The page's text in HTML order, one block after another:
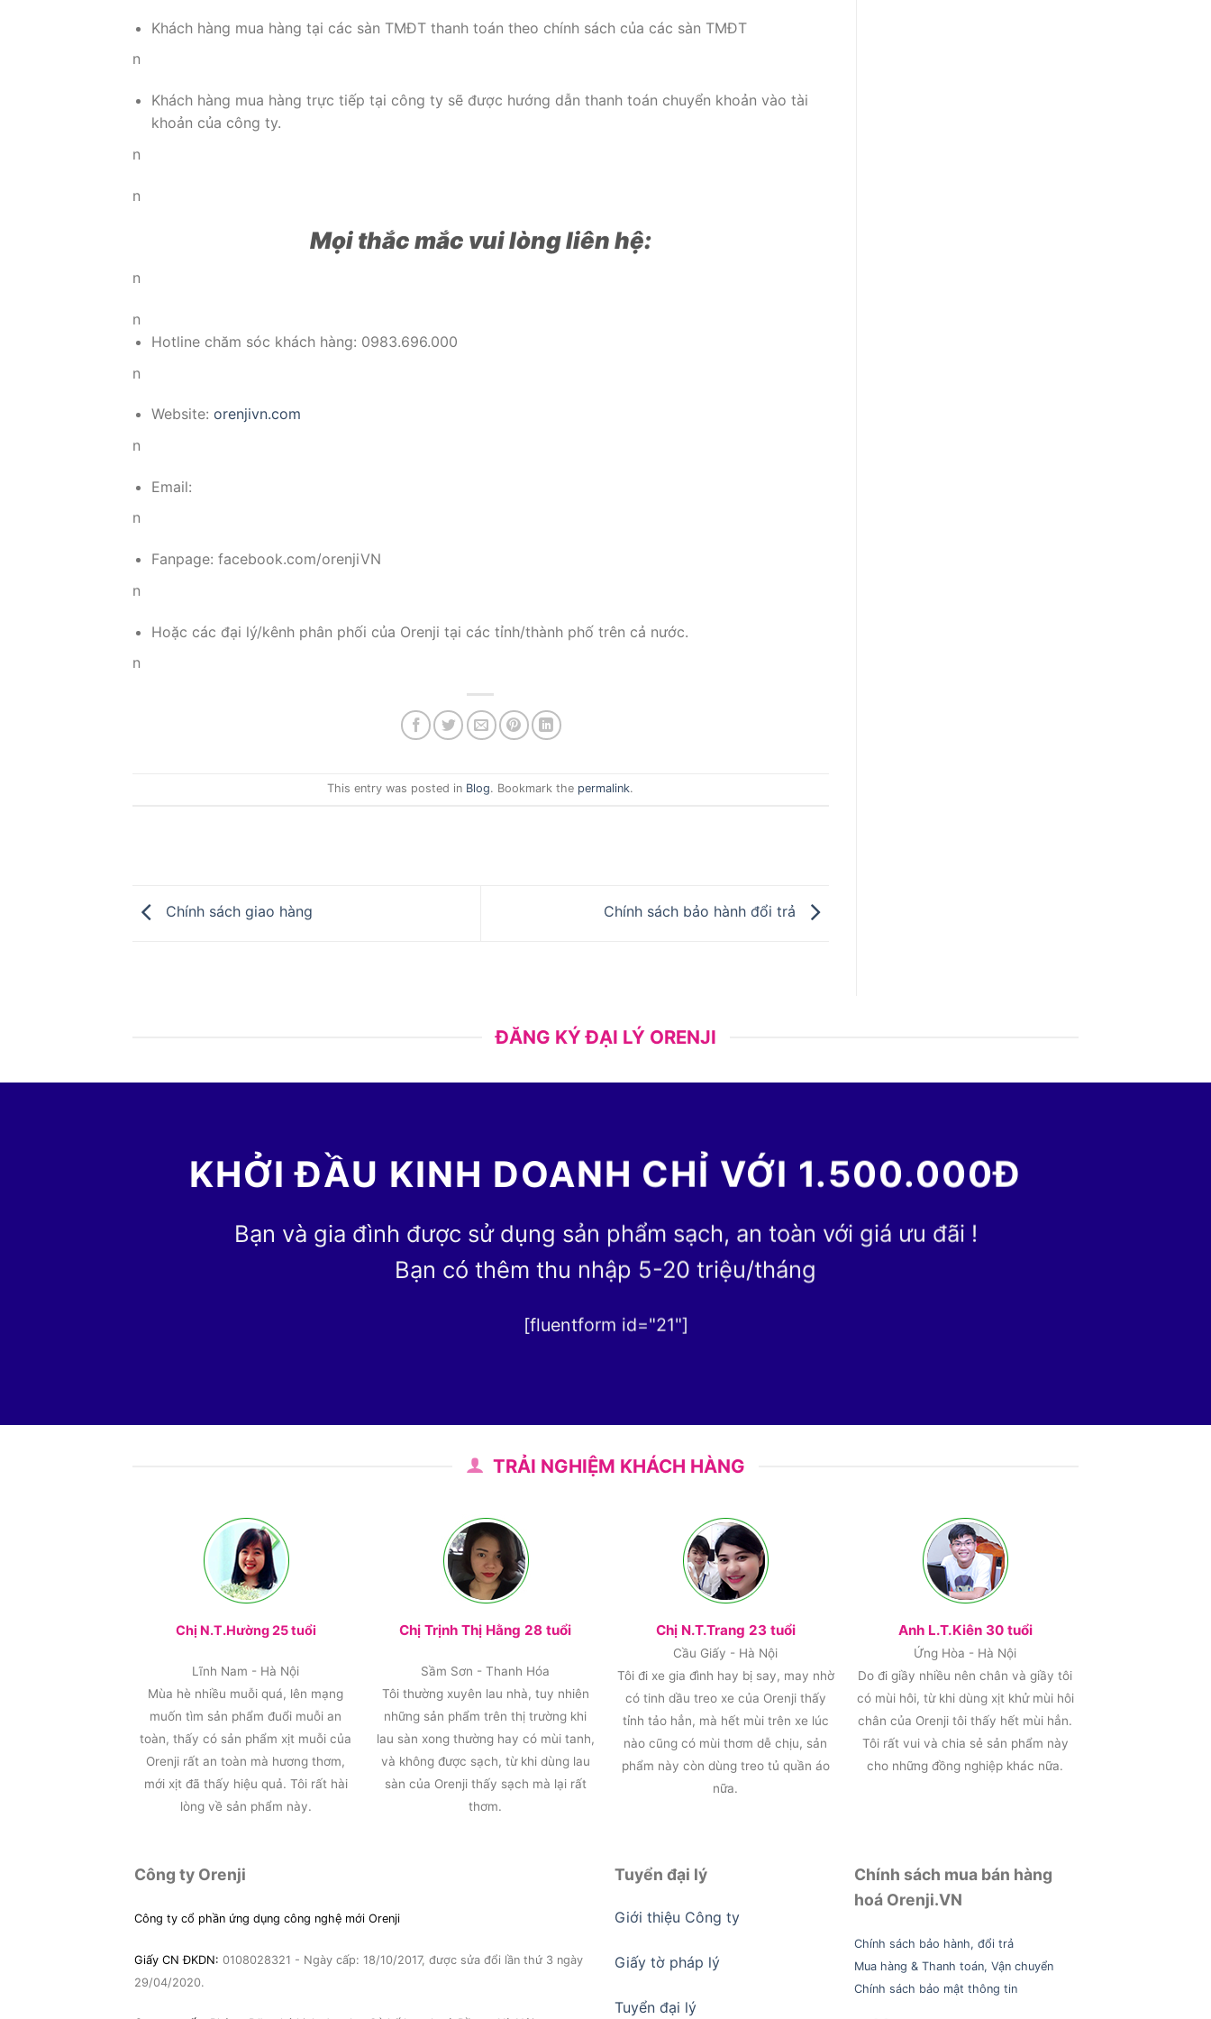
Khách hàng mua hàng tại các sàn TMĐT thanh toán theo chính sách của các sàn TMĐT
n
Khách hàng mua hàng trực tiếp tại công ty sẽ được hướng dẫn thanh toán chuyển khoản vào tài
khoản của công ty.
n
n
Mọi thắc mắc vui lòng liên hệ:
n
n
Hotline chăm sóc khách hàng: 0983.696.000
n
Website: orenjivn.com
n
Email:
n
Fanpage: facebook.com/orenjiVN
n
Hoặc các đại lý/kênh phân phối của Orenji tại các tỉnh/thành phố trên cả nước.
n
This entry was posted in Blog. Bookmark the permalink.
Chính sách giao hàng Chính sách bảo hành đổi trả
ĐĂNG KÝ ĐẠI LÝ ORENJI
KHỞI ĐẦU KINH DOANH CHỈ VỚI 1.500.000Đ
Bạn và gia đình được sử dụng sản phẩm sạch, an toàn với giá ưu đãi !
Bạn có thêm thu nhập 5-20 triệu/tháng
[fluentform id="21"]
TRẢI NGHIỆM KHÁCH HÀNG
Chị N.T.Hường 25 tuổi
Lĩnh Nam - Hà Nội
Mùa hè nhiều muỗi quá, lên mạng
muốn tìm sản phẩm đuổi muỗi an
toàn, thấy có sản phẩm xịt muỗi của
Orenji rất an toàn mà hương thơm,
mới xịt đã thấy hiệu quả. Tôi rất hài
lòng về sản phẩm này.
Chị Trịnh Thị Hằng 28 tuổi
Sầm Sơn - Thanh Hóa
Tôi thường xuyên lau nhà, tuy nhiên
những sản phẩm trên thị trường khi
lau sàn xong thường hay có mùi tanh,
và không được sạch, từ khi dùng lau
sàn của Orenji thấy sạch mà lại rất
thơm.
Chị N.T.Trang 23 tuổi
Cầu Giấy - Hà Nội
Tôi đi xe gia đình hay bị say, may nhờ
có tinh dầu treo xe của Orenji thấy
tỉnh tảo hẳn, mà hết mùi trên xe lúc
nào cũng có mùi thơm dễ chịu, sản
phẩm này còn dùng treo tủ quần áo
nữa.
Anh L.T.Kiên 30 tuổi
Ứng Hòa - Hà Nội
Do đi giầy nhiều nên chân và giầy tôi
có mùi hôi, từ khi dùng xịt khử mùi hôi
chân của Orenji tôi thấy hết mùi hẳn.
Tôi rất vui và chia sẻ sản phẩm này
cho những đồng nghiệp khác nữa.
Công ty Orenji
Công ty cổ phần ứng dụng công nghệ mới Orenji
Giấy CN ĐKDN:0108028321 - Ngày cấp: 18/10/2017, được sửa đổi lần thứ 3 ngày
29/04/2020.
Tuyển đại lý
Giới thiệu Công ty
Giấy tờ pháp lý
Tuyển đại lý
Chính sách mua bán hàng
hoá Orenji.VN
Chính sách bảo hành, đổi trả
Mua hàng & Thanh toán, Vận chuyển
Chính sách bảo mật thông tin